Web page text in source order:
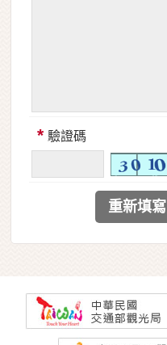
* 驗證碼
重新填寫